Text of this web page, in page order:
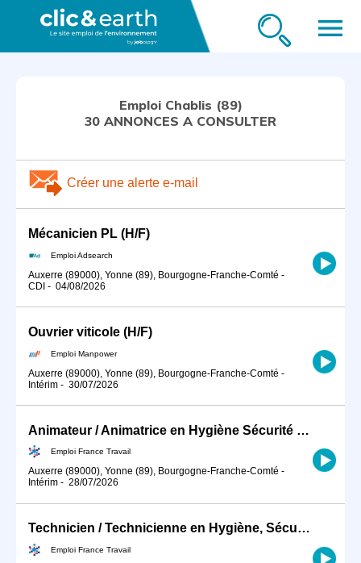
menu
Emploi Chablis (89)
30 ANNONCES A CONSULTER
Créer une alerte e-mail
Mécanicien PL (H/F)
Emploi Adsearch
Auxerre (89000), Yonne (89), Bourgogne-Franche-Comté -
CDI - 04/08/2026
Ouvrier viticole (H/F)
Emploi Manpower
Auxerre (89000), Yonne (89), Bourgogne-Franche-Comté -
Intérim - 30/07/2026
Animateur / Animatrice en Hygiène Sécurité Environnement (HSE) (H/F)
Emploi France Travail
Auxerre (89000), Yonne (89), Bourgogne-Franche-Comté -
Intérim - 28/07/2026
Technicien / Technicienne en Hygiène, Sécurité, Environnement ind (H/F)
Emploi France Travail